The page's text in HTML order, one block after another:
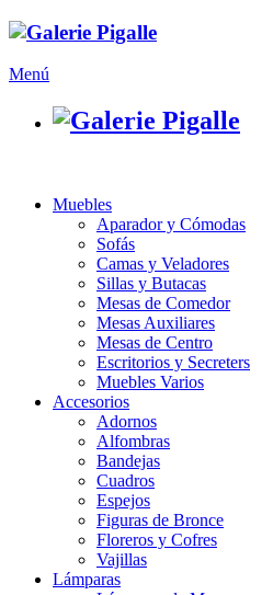
Menú
Muebles
Aparador y Cómodas
Sofás
Camas y Veladores
Sillas y Butacas
Mesas de Comedor
Mesas Auxiliares
Mesas de Centro
Escritorios y Secreters
Muebles Varios
Accesorios
Adornos
Alfombras
Bandejas
Cuadros
Espejos
Figuras de Bronce
Floreros y Cofres
Vajillas
Lámparas